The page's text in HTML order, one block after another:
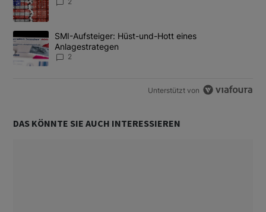
Ein Trendartikel mit dem Titel "SMI-Aufsteiger: Hüst-und-Hott
SMI-Aufsteiger: Hüst-und-Hott eines
Anlagestrategen
2
Unterstützt von
DAS KÖNNTE SIE AUCH INTERESSIEREN